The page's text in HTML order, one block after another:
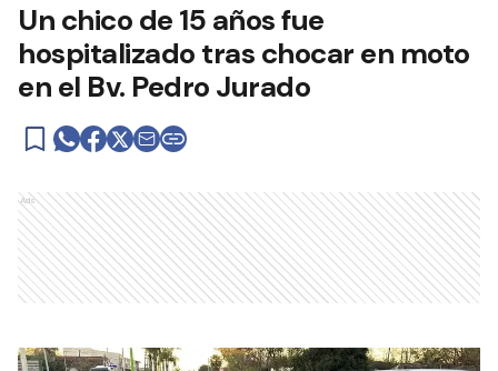
Un chico de 15 años fue
hospitalizado tras chocar en moto
en el Bv. Pedro Jurado
Ads